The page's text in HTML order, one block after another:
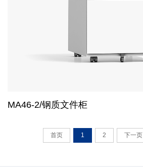
MA46-2/钢质文件柜
首页 1 2 下一页